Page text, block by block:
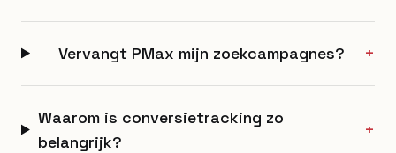
Vervangt PMax mijn zoekcampagnes? +
Waarom is conversietracking zo
belangrijk?
+